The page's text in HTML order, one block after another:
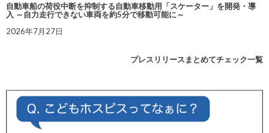
自動車船の荷役中断を抑制する自動車移動用「スケーター」を開発・導
入 ～自力走行できない車両を約5分で移動可能に～
2026年7月27日
プレスリリースまとめてチェック一覧